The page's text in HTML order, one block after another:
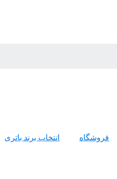
فروشگاه انتخاب برند باتری